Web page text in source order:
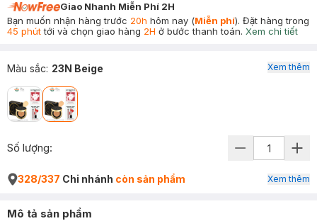
Giao Nhanh Miễn Phí 2H
Bạn muốn nhận hàng trước 20h hôm nay (Miễn phí). Đặt hàng trong
45 phúttới và chọn giao hàng 2H ở bước thanh toán. Xem chi tiết
Màu sắc: 23N Beige Xem thêm
Số lượng:
328/337 Chi nhánh còn sản phẩm Xem thêm
Mô tả sản phẩm